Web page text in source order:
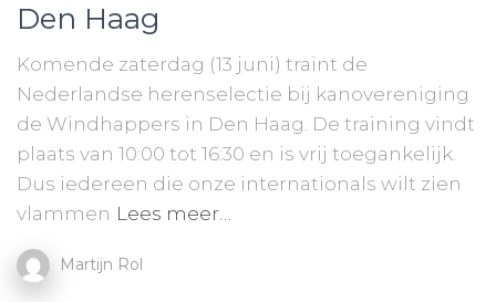
Den Haag
Komende zaterdag (13 juni) traint de
Nederlandse herenselectie bij kanovereniging
de Windhappers in Den Haag. De training vindt
plaats van 10:00 tot 16:30 en is vrij toegankelijk.
Dus iedereen die onze internationals wilt zien
vlammen Lees meer…
Martijn Rol